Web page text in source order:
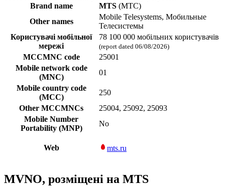
Brand name
MTS (МТС)
Other names
Mobile Telesystems, Мобильные
Телесистемы
Користувачі мобільної
мережі
78 100 000 мобільних користувачів
(report dated 06/08/2026)
MCCMNC code
25001
Mobile network code
(MNC)
01
Mobile country code
(MCC)
250
Other MCCMNCs
25004, 25092, 25093
Mobile Number
Portability (MNP)
No
Web mts.ru
MVNO, розміщені на MTS